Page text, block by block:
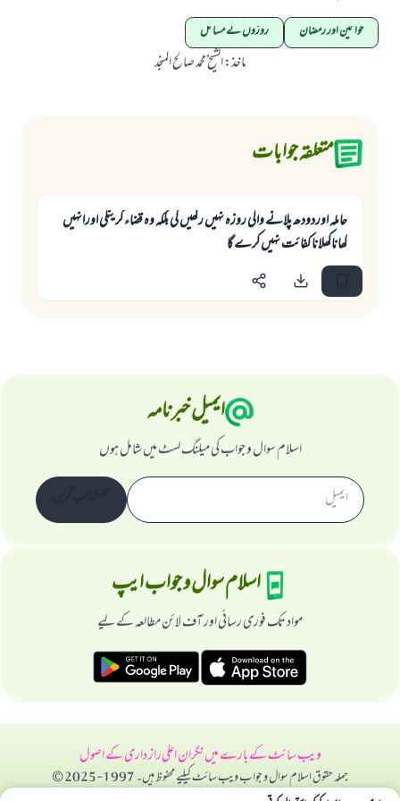
خواتین اور رمضان روزوں کے مسائل
ماخذ:الشيخ محمد صالح المنجد
متعلقہ جوابات
حاملہ اوردودھ پلانے والی روزہ نہيں رکھیں گی بلکہ وہ قضاء کرینگی اورانہیں
کھاناکھلانا کفائت نہيں کرے گا
ایمیل خبرنامہ
اسلام سوال و جواب کی میلنگ لسٹ میں شامل ہوں
اسلام سوال و جواب ایپ
مواد تک فوری رسائی اور آف لائن مطالعہ کے لیے
ویب سائٹ کے بارے میںنگران اعلیراز داری کے اصول
جملہ حقوق اسلام سوال و جواب ویب سائٹ کیلیے محفوظ ہیں۔ 1997-2025 ©
رسول اللہ صلی اللہ علیہ و سلم کا فرمان ہے:
نیکی کی رہنمائی کرنے والے کو بھی نیکی کرنے والے کے برابر اجر ملتا ہے۔